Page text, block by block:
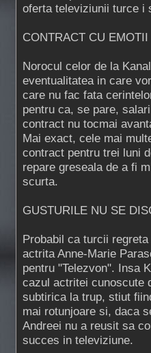
oferta televiziunii turce i
CONTRACT CU EMOTII
Norocul celor de la
eventualitatea in care
care nu fac fata
pentru ca, se pare,
contract nu tocmai
Mai exact, cele mai
contract pentru trei luni
repare greseala de a fi
scurta.
GUSTURILE NU SE
Probabil ca turcii
actrita Anne-Marie
pentru "Telezvon". Insa
cazul actritei cunoscute
subtirica la trup, stiut
mai rotunjoare si, daca
Andreei nu a reusit sa
succes in televiziune.